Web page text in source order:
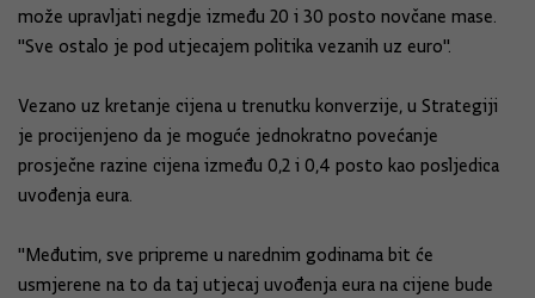
može upravljati negdje između 20 i 30 posto novčane mase.
"Sve ostalo je pod utjecajem politika vezanih uz euro".
Vezano uz kretanje cijena u trenutku konverzije, u Strategiji
je procijenjeno da je moguće jednokratno povećanje
prosječne razine cijena između 0,2 i 0,4 posto kao posljedica
uvođenja eura.
"Međutim, sve pripreme u narednim godinama bit će
usmjerene na to da taj utjecaj uvođenja eura na cijene bude